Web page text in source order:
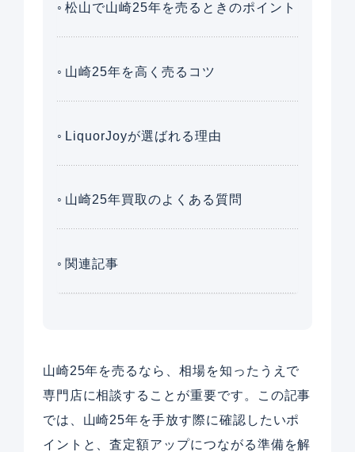
松山で山崎25年を売るときのポイント
山崎25年を高く売るコツ
LiquorJoyが選ばれる理由
山崎25年買取のよくある質問
関連記事
山崎25年を売るなら、相場を知ったうえで
専門店に相談することが重要です。この記事
では、山崎25年を手放す際に確認したいポ
イントと、査定額アップにつながる準備を解